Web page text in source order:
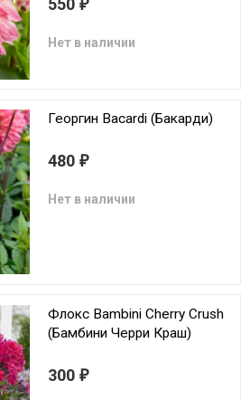
550 ₽
Нет в наличии
Георгин Bacardi (Бакарди)
480 ₽
Нет в наличии
Флокс Bambini Cherry Crush
(Бамбини Черри Краш)
300 ₽